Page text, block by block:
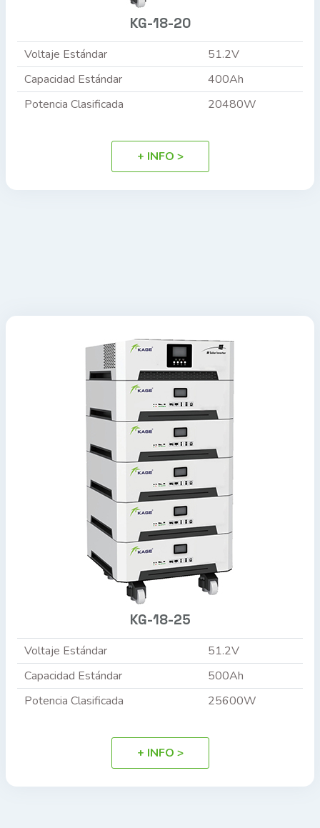
KG-18-20
Voltaje Estándar
51.2V
Capacidad Estándar
400Ah
Potencia Clasificada
20480W
+ INFO >
KG-18-25
Voltaje Estándar
51.2V
Capacidad Estándar
500Ah
Potencia Clasificada
25600W
+ INFO >